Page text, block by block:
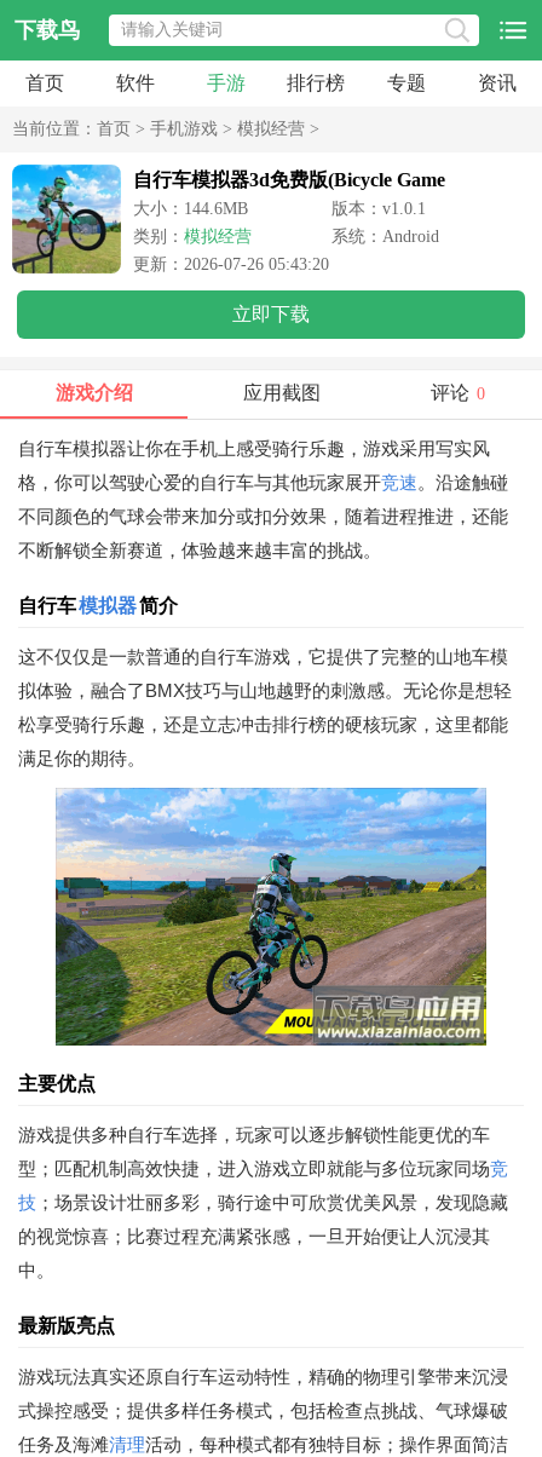
下载鸟
首页 软件 手游 排行榜 专题 资讯
当前位置： 首页 > 手机游戏 > 模拟经营 >
自行车模拟器3d免费版(Bicycle Game
Simulator 2023)
大小：144.6MB
版本：v1.0.1
类别： 模拟经营
系统：Android
更新：2026-07-26 05:43:20
立即下载
游戏介绍 应用截图 评论 0
自行车模拟器让你在手机上感受骑行乐趣，游戏采用写实风
格，你可以驾驶心爱的自行车与其他玩家展开竞速。沿途触碰
不同颜色的气球会带来加分或扣分效果，随着进程推进，还能
不断解锁全新赛道，体验越来越丰富的挑战。
自行车模拟器简介
这不仅仅是一款普通的自行车游戏，它提供了完整的山地车模
拟体验，融合了BMX技巧与山地越野的刺激感。无论你是想轻
松享受骑行乐趣，还是立志冲击排行榜的硬核玩家，这里都能
满足你的期待。
主要优点
游戏提供多种自行车选择，玩家可以逐步解锁性能更优的车
型；匹配机制高效快捷，进入游戏立即就能与多位玩家同场竞
技 ；场景设计壮丽多彩，骑行途中可欣赏优美风景，发现隐藏
的视觉惊喜；比赛过程充满紧张感，一旦开始便让人沉浸其
中。
最新版亮点
游戏玩法真实还原自行车运动特性，精确的物理引擎带来沉浸
式操控感受；提供多样任务模式，包括检查点挑战、气球爆破
任务及海滩清理活动，每种模式都有独特目标；操作界面简洁